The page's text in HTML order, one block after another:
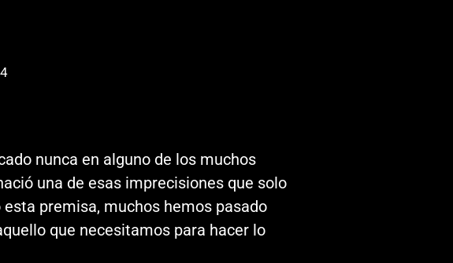
nunca en alguno de los muchos
una de esas imprecisiones que solo
premisa, muchos hemos pasado
que necesitamos para hacer lo